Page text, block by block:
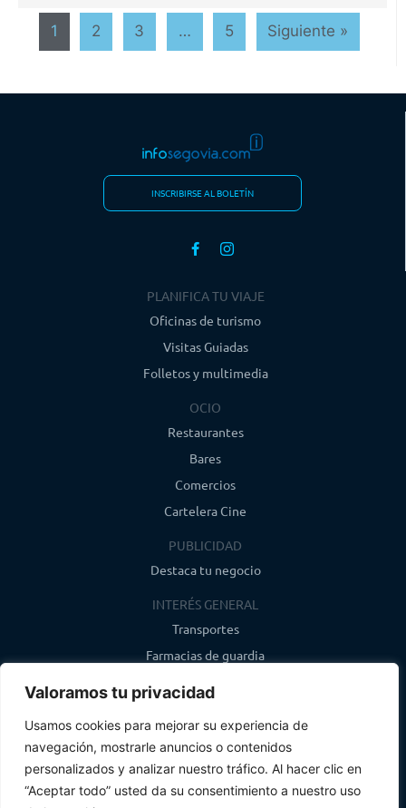
Valoramos tu privacidad
Usamos cookies para mejorar su experiencia de
navegación, mostrarle anuncios o contenidos
personalizados y analizar nuestro tráfico. Al hacer clic en
“Aceptar todo” usted da su consentimiento a nuestro uso
1 2 3 … 5 Siguiente »
INSCRIBIRSE AL BOLETÍN
PLANIFICA TU VIAJE
Oficinas de turismo
Visitas Guiadas
Folletos y multimedia
OCIO
Restaurantes
Bares
Comercios
Cartelera Cine
PUBLICIDAD
Destaca tu negocio
INTERÉS GENERAL
Transportes
Farmacias de guardia
CONTACTO
info@infosegovia.com